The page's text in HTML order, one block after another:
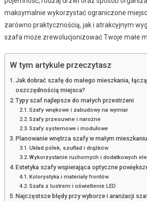
maksymalnie wykorzystać ograniczone
zarówno praktycznością, jak i atrakcyjnym
szafa może zrewolucjonizować Twoje małe
W tym artykule przeczytasz
Jak dobrać szafę do małego mieszkania,
oszczędnością miejsca?
Typy szaf najlepsze do małych przestrzeni
Szafy wnękowe i zabudowy na wymiar
Szafy przesuwne i narożne
Szafy systemowe i modułowe
Planowanie wnętrza szafy w małym mieszkaniu
Układ półek, szuflad i drążków
Wykorzystanie ruchomych i dodatkowych
Estetyka szafy wspierająca optyczne
Kolorystyka i materiały frontów
Szafa z lustrem i oświetlenie LED
Najczęstsze błędy przy wyborze i aranżacji